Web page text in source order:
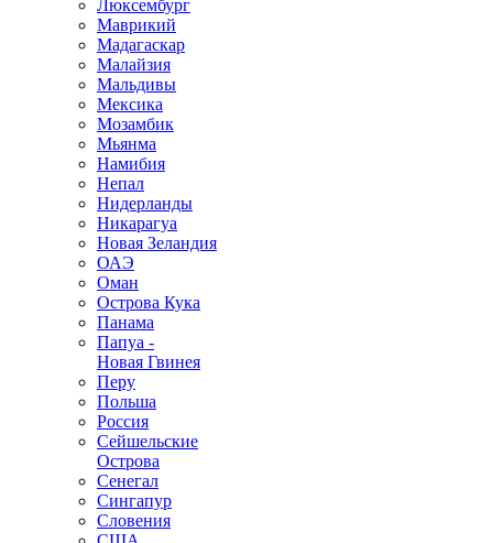
Люксембург
Маврикий
Мадагаскар
Малайзия
Мальдивы
Мексика
Мозамбик
Мьянма
Намибия
Непал
Нидерланды
Никарагуа
Новая Зеландия
ОАЭ
Оман
Острова Кука
Панама
Папуа -
Новая Гвинея
Перу
Польша
Россия
Сейшельские
Острова
Сенегал
Сингапур
Словения